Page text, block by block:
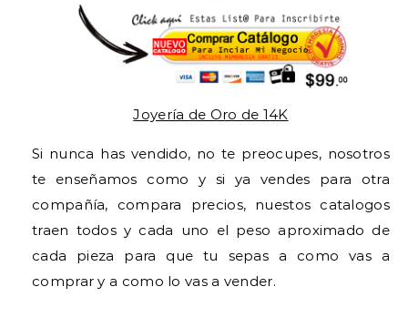
Joyería de Oro de 14K
Si nunca has vendido, no te preocupes, nosotros
te enseñamos como y si ya vendes para otra
compañía, compara precios, nuestos catalogos
traen todos y cada uno el peso aproximado de
cada pieza para que tu sepas a como vas a
comprar y a como lo vas a vender.